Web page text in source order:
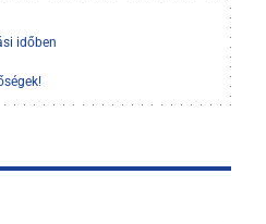
időben